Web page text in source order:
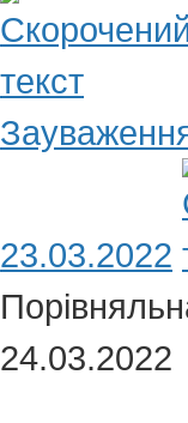
23.03.2022
24.03.2022